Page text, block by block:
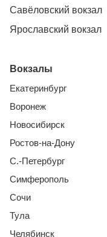
Савёловский вокзал
Ярославский вокзал
Вокзалы
Екатеринбург
Воронеж
Новосибирск
Ростов-на-Дону
С.-Петербург
Симферополь
Сочи
Тула
Челябинск